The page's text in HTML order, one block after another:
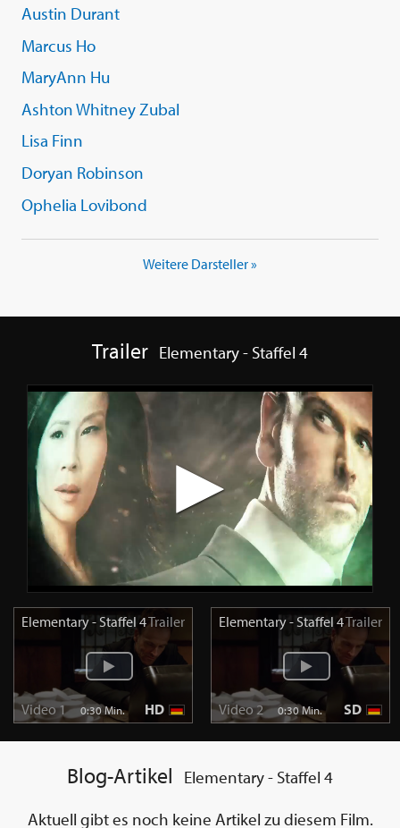
Austin Durant
Marcus Ho
MaryAnn Hu
Ashton Whitney Zubal
Lisa Finn
Doryan Robinson
Ophelia Lovibond
Weitere Darsteller »
Trailer Elementary - Staffel 4
Elementary - Staffel 4Trailer
Video 1 0:30 Min. HD
Elementary - Staffel 4Trailer
Video 2 0:30 Min. SD
Blog-Artikel
Elementary - Staffel 4
Aktuell gibt es noch keine Artikel zu diesem Film.